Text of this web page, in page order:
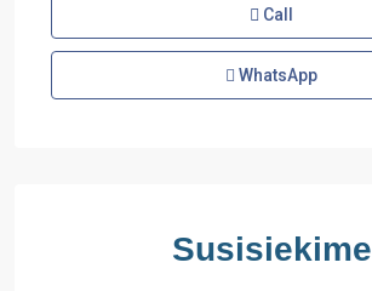
Call
WhatsApp
Susisiekime